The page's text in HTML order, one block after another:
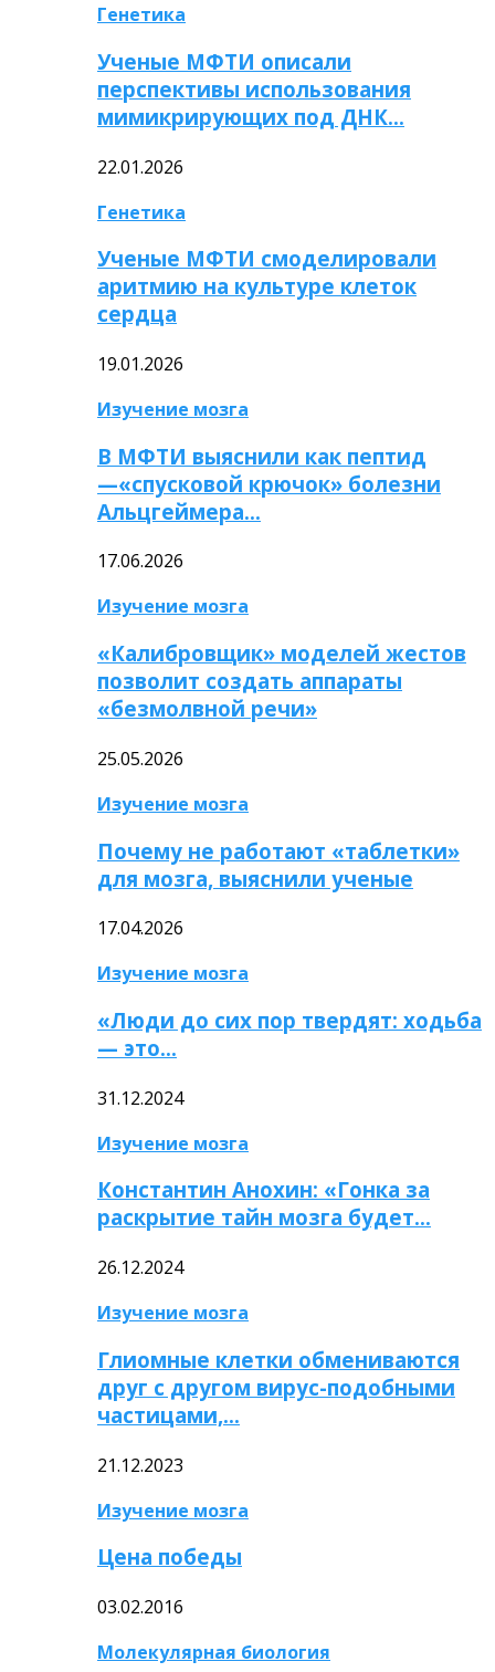
Генетика
Ученые МФТИ описали
перспективы использования
мимикрирующих под ДНК…
22.01.2026
Генетика
Ученые МФТИ смоделировали
аритмию на культуре клеток
сердца
19.01.2026
Изучение мозга
В МФТИ выяснили как пептид
—«спусковой крючок» болезни
Альцгеймера…
17.06.2026
Изучение мозга
«Калибровщик» моделей жестов
позволит создать аппараты
«безмолвной речи»
25.05.2026
Изучение мозга
Почему не работают «таблетки»
для мозга, выяснили ученые
17.04.2026
Изучение мозга
«Люди до сих пор твердят: ходьба
— это…
31.12.2024
Изучение мозга
Константин Анохин: «Гонка за
раскрытие тайн мозга будет…
26.12.2024
Изучение мозга
Глиомные клетки обмениваются
друг с другом вирус-подобными
частицами,…
21.12.2023
Изучение мозга
Цена победы
03.02.2016
Молекулярная биология